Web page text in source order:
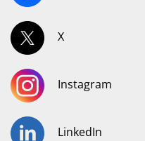
X
Instagram
LinkedIn